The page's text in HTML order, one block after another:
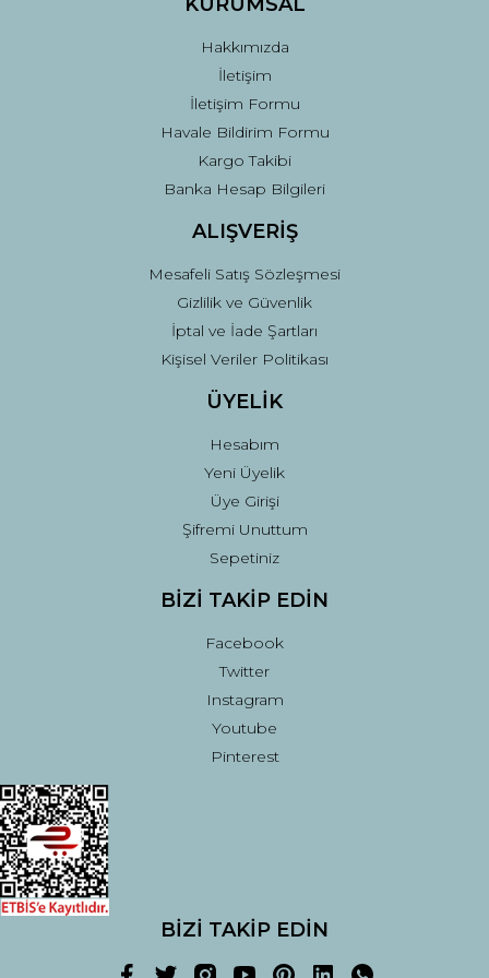
Gönder
Hakkımızda
İletişim
İletişim Formu
Havale Bildirim Formu
Kargo Takibi
Banka Hesap Bilgileri
ALIŞVERİŞ
Mesafeli Satış Sözleşmesi
Gizlilik ve Güvenlik
İptal ve İade Şartları
Kişisel Veriler Politikası
ÜYELİK
Hesabım
Yeni Üyelik
Üye Girişi
Şifremi Unuttum
Sepetiniz
BİZİ TAKİP EDİN
Facebook
Twitter
Instagram
Youtube
Pinterest
BİZİ TAKİP EDİN